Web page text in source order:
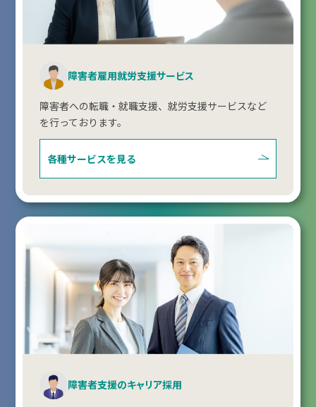
障害者雇用就労支援サービス
障害者への転職・就職支援、就労支援サービスなど
を行っております。
各種サービスを見る
障害者支援のキャリア採用